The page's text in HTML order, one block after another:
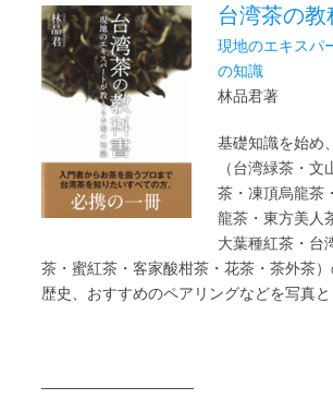
台湾茶の教
現地のエキスパ
の知識
林品君著
基礎知識を始め
（台湾緑茶・
茶・凍頂烏龍茶
龍茶・東方美人
大葉種紅茶・台
茶・蜜紅茶・客家酸柑茶・花茶・茶外茶）
歴史、おすすめのペアリングなどを写真と
――――――――――